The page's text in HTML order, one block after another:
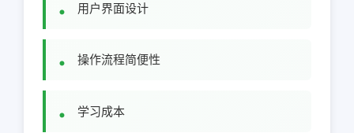
用户界面设计
操作流程简便性
学习成本